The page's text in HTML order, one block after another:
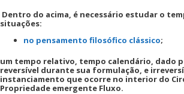
Dentro do acima, é necessário estudar o
situações:
no pensamento filosófico clássico;
um tempo relativo, tempo calendário, dado
reversível durante sua formulação, e
instanciamento que ocorre no interior do
Propriedade emergente Fluxo.